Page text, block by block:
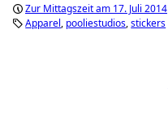
Zur Mittagszeit am 17. Juli 2014
Apparel pooliestudios stickers